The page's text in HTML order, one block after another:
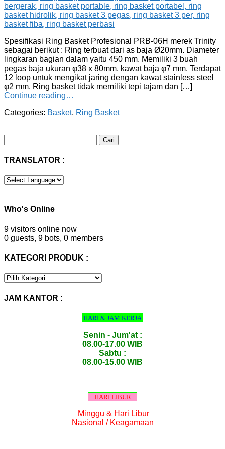
Spesifikasi Ring Basket Profesional PRB-06H merek Trinity
sebagai berikut : Ring terbuat dari as baja Ø20mm. Diameter
lingkaran bagian dalam yaitu 450 mm. Memiliki 3 buah
pegas baja ukuran φ38 x 80mm, kawat baja φ7 mm. Terdapat
12 loop untuk mengikat jaring dengan kawat stainless steel
φ2 mm. Ring basket tidak memiliki tepi tajam dan […]
Continue reading…
Categories: Basket, Ring Basket
untuk:
TRANSLATOR :
Who's Online
9 visitors online now
0 guests, 9 bots, 0 members
KATEGORI PRODUK :
KATEGORI
JAM KANTOR :
HARI & JAM KERJA
Senin - Jum'at :
08.00-17.00 WIB
Sabtu :
08.00-15.00 WIB
HARI LIBUR
Minggu & Hari Libur
Nasional / Keagamaan